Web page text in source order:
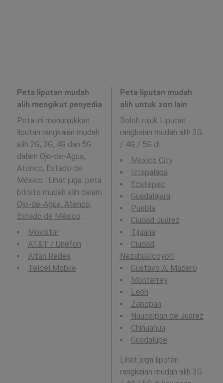
Peta liputan mudah
alih mengikut penyedia
Peta ini menunjukkan
liputan rangkaian mudah
alih 2G, 3G, 4G dan 5G
dalam Ojo-de-Agua,
Atenco, Estado de
México . Lihat juga: peta
bitrate mudah alih dalam
Ojo-de-Agua, Atenco,
Estado de México
Movistar
AT&T / Unefon
Altan Redes
Telcel Mobile
Peta liputan mudah
alih untuk zon lain
Boleh rujuk Liputan
rangkaian mudah alih 3G
/ 4G / 5G di :
Mexico City
Iztapalapa
Ecatepec
Guadalajara
Puebla
Ciudad Juárez
Tijuana
Ciudad
Nezahualcoyotl
Gustavo A. Madero
Monterrey
León
Zapopan
Naucalpan de Juárez
Chihuahua
Guadalupe
Lihat juga liputan
rangkaian mudah alih 3G